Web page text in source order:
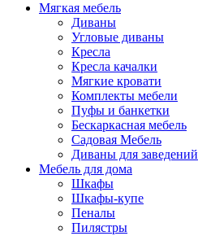
Мягкая мебель
Диваны
Угловые диваны
Кресла
Кресла качалки
Мягкие кровати
Комплекты мебели
Пуфы и банкетки
Бескаркасная мебель
Садовая Мебель
Диваны для заведений
Мебель для дома
Шкафы
Шкафы-купе
Пеналы
Пилястры